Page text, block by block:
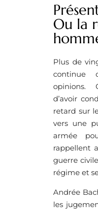
Ou la
Plus de
continue
opinions.
d’avoir
retard sur
vers une
armée
rappellent
guerre
régime et
Andrée
les